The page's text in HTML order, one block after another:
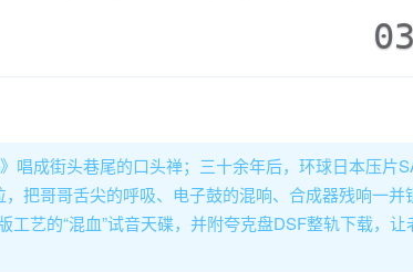
唱成街头巷尾的口头禅；三十余年后，环球日本压片
把哥哥舌尖的呼吸、电子鼓的混响、合成器残响一并
艺的“混血”试音天碟，并附夸克盘DSF整轨下载，让